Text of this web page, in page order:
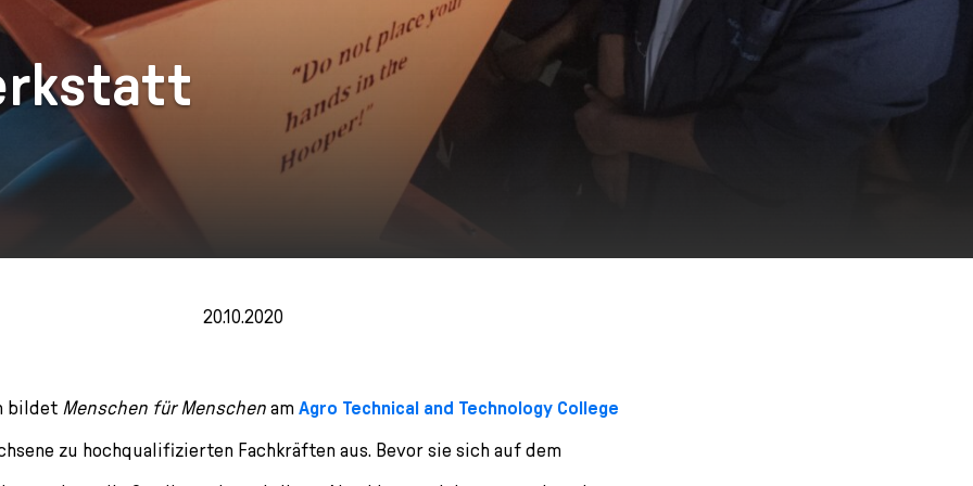
20.10.2020
bildet Menschen für Menschenam Agro Technical and Technology College
zu hochqualifizierten Fachkräften aus. Bevor sie sich auf dem